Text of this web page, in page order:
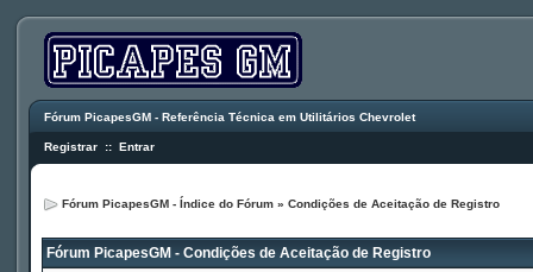
Fórum PicapesGM - Referência Técnica em Utilitários Chevrolet
Registrar :: Entrar
Fórum PicapesGM - Índice do Fórum » Condições de Aceitação de Registro
Fórum PicapesGM - Condições de Aceitação de Registro